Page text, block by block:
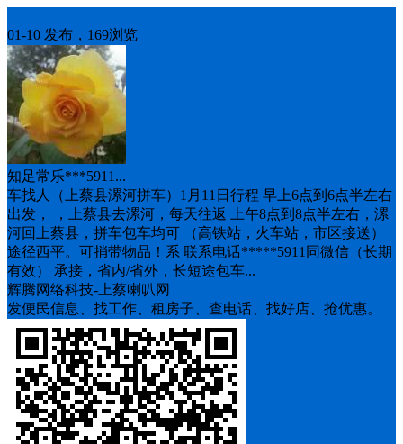
01-10 发布，169浏览
知足常乐***5911...
车找人（上蔡县漯河拼车）1月11日行程 早上6点到6点半左右
出发， ，上蔡县去漯河，每天往返 上午8点到8点半左右，漯
河回上蔡县，拼车包车均可 （高铁站，火车站，市区接送）
途径西平。可捎带物品！系 联系电话*****5911同微信（长期
有效） 承接，省内/省外，长短途包车...
辉腾网络科技-上蔡喇叭网
发便民信息、找工作、租房子、查电话、找好店、抢优惠。